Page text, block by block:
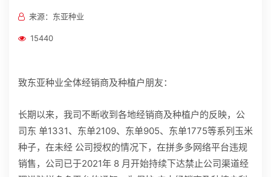
服务与支持
来源：东亚种业
15440
致东亚种业全体经销商及种植户朋友：
长期以来，我司不断收到各地经销商及种植户的反映，公
司东 单1331、东单2109、东单905、东单1775等系列玉米
种子，在未经 公司授权的情况下，在拼多多网络平台违规
销售，公司已于2021年 8 月开始持续下达禁止公司渠道经